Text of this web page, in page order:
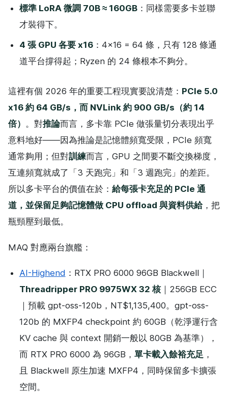
標準 LoRA 微調 70B ≈ 160GB：同樣需要多卡並聯
才裝得下。
4 張 GPU 各要 x16：4×16 = 64 條，只有 128 條通
道平台撐得起；Ryzen 的 24 條根本不夠分。
這裡有個 2026 年的重要工程現實要說清楚： PCIe 5.0
x16 約 64 GB/s，而 NVLink 約 900 GB/s（約 14
倍） 。對推論而言，多卡靠 PCIe 做張量切分表現出乎
意料地好——因為推論是記憶體頻寬受限，PCIe 頻寬
通常夠用；但對訓練而言，GPU 之間要不斷交換梯度，
互連頻寬就成了「3 天跑完」和「3 週跑完」的差距。
所以多卡平台的價值在於： 給每張卡充足的 PCIe 通
道，並保留足夠記憶體做 CPU offload 與資料供給，把
瓶頸壓到最低。
MAQ 對應兩台旗艦：
AI-Highend ：RTX PRO 6000 96GB Blackwell｜
Threadripper PRO 9975WX 32 核｜256GB ECC
｜預載 gpt-oss-120b，NT$1,135,400。gpt-oss-
120b 的 MXFP4 checkpoint 約 60GB（乾淨運行含
KV cache 與 context 開銷一般以 80GB 為基準），
而 RTX PRO 6000 為 96GB， 單卡載入餘裕充足，
且 Blackwell 原生加速 MXFP4，同時保留多卡擴張
空間。